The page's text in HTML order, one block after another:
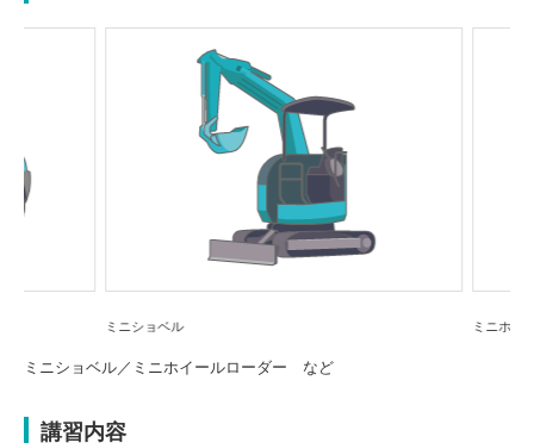
ミニショベル ミニホイー
ミニショベル／ミニホイールローダー など
講習内容